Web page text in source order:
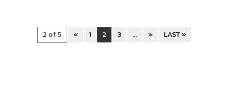
2 of 5 « 1 2 3 ... » LAST »